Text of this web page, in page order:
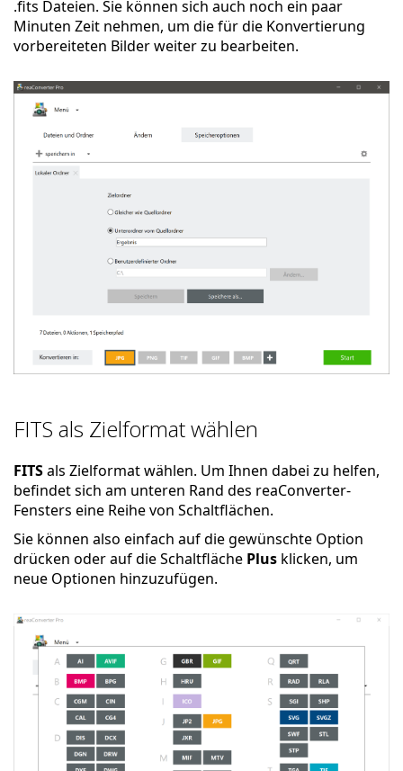
.fits Dateien. Sie können sich auch noch ein paar
Minuten Zeit nehmen, um die für die Konvertierung
vorbereiteten Bilder weiter zu bearbeiten.
FITS als Zielformat wählen
FITSals Zielformat wählen. Um Ihnen dabei zu helfen,
befindet sich am unteren Rand des reaConverter-
Fensters eine Reihe von Schaltflächen.
Sie können also einfach auf die gewünschte Option
drücken oder auf die Schaltfläche Plus klicken, um
neue Optionen hinzuzufügen.